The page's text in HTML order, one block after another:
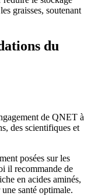
graisses, soutenant
du
de QNET à
des scientifiques et
posées sur les
il recommande de
en acides aminés,
santé optimale.